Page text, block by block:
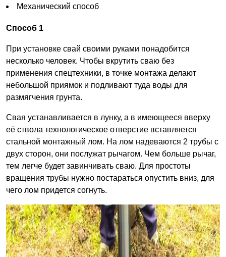
Механический способ
Способ 1
При установке свай своими руками понадобится
несколько человек. Чтобы вкрутить сваю без
применения спецтехники, в точке монтажа делают
небольшой приямок и подливают туда воды для
размягчения грунта.
Свая устанавливается в лунку, а в имеющееся вверху
её ствола технологическое отверстие вставляется
стальной монтажный лом. На лом надеваются 2 трубы с
двух сторон, они послужат рычагом. Чем больше рычаг,
тем легче будет завинчивать сваю. Для простоты
вращения трубы нужно постараться опустить вниз, для
чего лом придется согнуть.